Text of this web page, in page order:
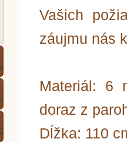
Vašich
záujmu nás
Materiál: 6
doraz z
Dĺžka: 110